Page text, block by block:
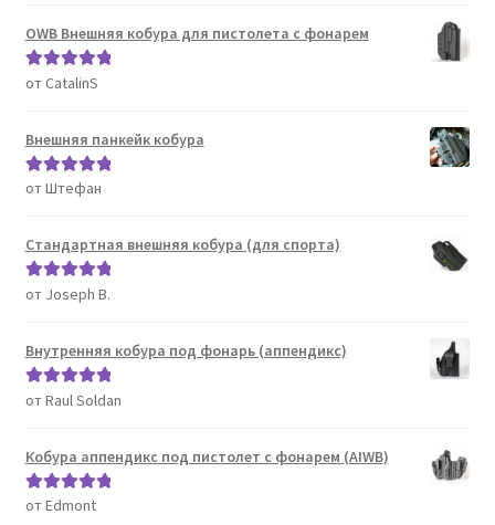
OWB Внешняя кобура для пистолета с фонарем
Оценка5из
от CatalinS
Внешняя панкейк кобура
Оценка5из
от Штефан
Стандартная внешняя кобура (для спорта)
Оценка5из
от Joseph B.
Внутренняя кобура под фонарь (аппендикс)
Оценка5из
от Raul Soldan
Кобура аппендикс под пистолет с фонарем (AIWB)
Оценка5из
от Edmont